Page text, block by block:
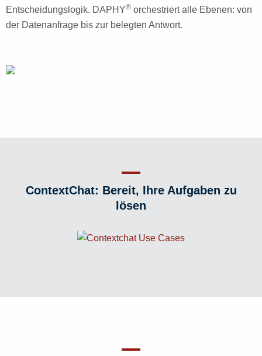
Entscheidungslogik. DAPHY® orchestriert alle Ebenen: von
der Datenanfrage bis zur belegten Antwort.
ContextChat: Bereit, Ihre Aufgaben zu
lösen